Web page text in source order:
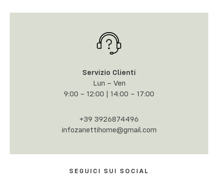
Servizio Clienti
Lun – Ven
9:00 – 12:00 | 14:00 – 17:00
+39 3926874496
infozanettihome@gmail.com
SEGUICI SUI SOCIAL